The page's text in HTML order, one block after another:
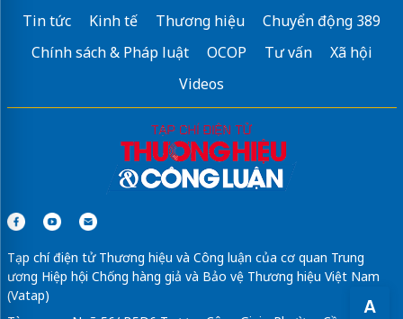
A
Tin tức Kinh tế Thương hiệu
Chuyển động 389
Chính sách & Pháp luật
OCOP Tư vấn
Xã hội
Videos
Tạp chí điện tử Thương hiệu và Công luận của cơ quan Trung
ương Hiệp hội Chống hàng giả và Bảo vệ Thương hiệu Việt Nam
(Vatap)